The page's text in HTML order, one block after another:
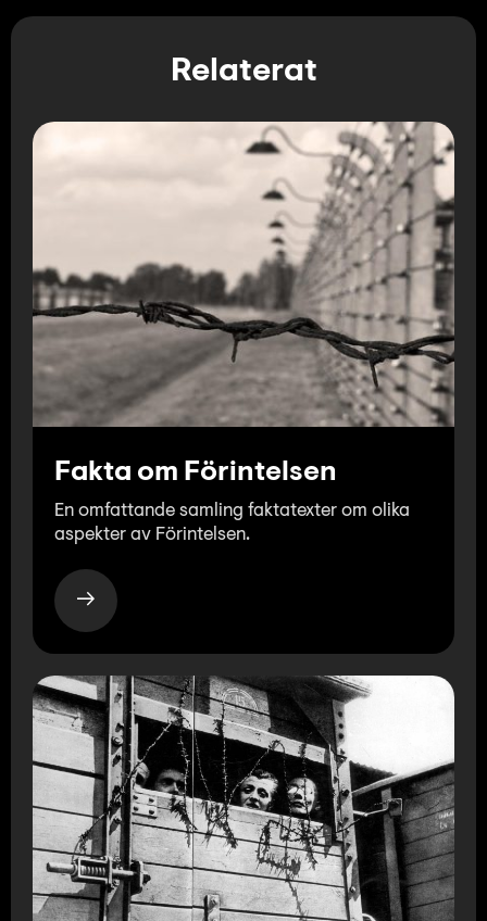
Relaterat
Fakta om Förintelsen
En omfattande samling faktatexter om olika
aspekter av Förintelsen.